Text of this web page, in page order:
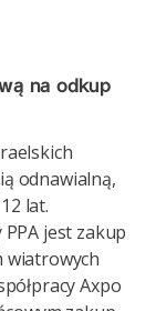
na odkup
odnawialną,
lat.
jest zakup
wiatrowych
Axpo